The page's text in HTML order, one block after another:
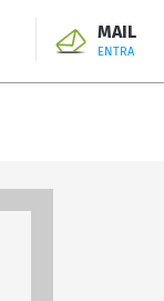
SEARCH
MAIL
ENTRA